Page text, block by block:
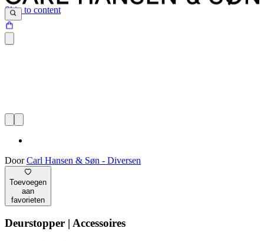
Skip to content
DoorCarl Hansen & Søn - Diversen
Toevoegen
aan
favorieten
Deurstopper | Accessoires